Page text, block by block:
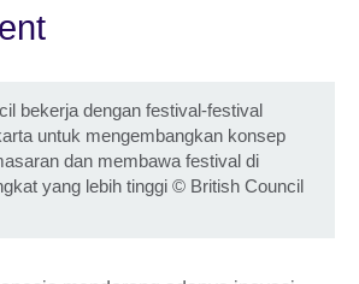
bekerja dengan festival-festival
untuk mengembangkan konsep
dan membawa festival di
yang lebih tinggi © British Council